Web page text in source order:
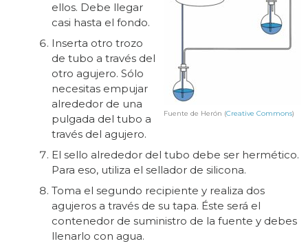
Fuente de Herón (Creative Commons)
ellos. Debe llegar
casi hasta el fondo.
Inserta otro trozo
de tubo a través del
otro agujero. Sólo
necesitas empujar
alrededor de una
pulgada del tubo a
través del agujero.
El sello alrededor del tubo debe ser hermético.
Para eso, utiliza el sellador de silicona.
Toma el segundo recipiente y realiza dos
agujeros a través de su tapa. Éste será el
contenedor de suministro de la fuente y debes
llenarlo con agua.